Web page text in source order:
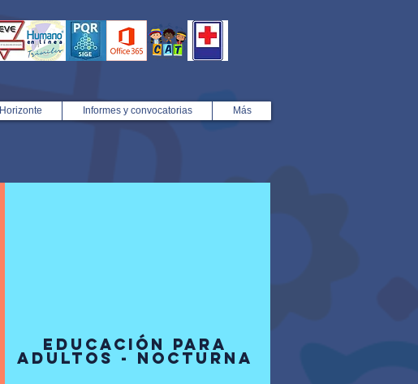
Horizonte Informes y convocatorias Más
EDUCACIÓN PARA
ADULTOS - NOCTURNA